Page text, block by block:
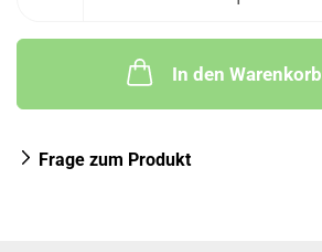
In den Warenkorb
Frage zum Produkt